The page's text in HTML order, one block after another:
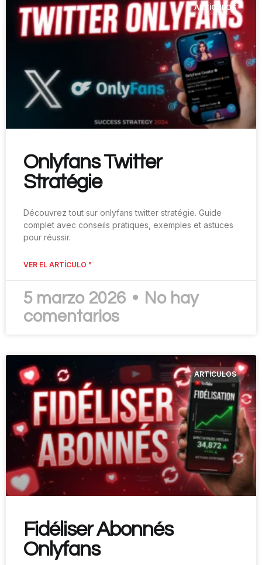
ARTÍCULOS
Onlyfans Twitter
Stratégie
Découvrez tout sur onlyfans twitter stratégie. Guide
complet avec conseils pratiques, exemples et astuces
pour réussir.
VER EL ARTÍCULO "
5 marzo 2026
No hay
comentarios
ARTÍCULOS
Fidéliser Abonnés
Onlyfans